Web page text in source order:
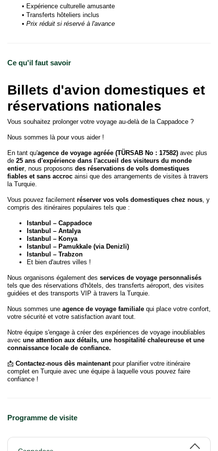
Expérience culturelle amusante
Transferts hôteliers inclus
Prix réduit si réservé à l'avance
Ce qu'il faut savoir
Billets d'avion domestiques et
réservations nationales
Vous souhaitez prolonger votre voyage au-delà de la Cappadoce ?
Nous sommes là pour vous aider !
En tant qu'agence de voyage agréée (TÜRSAB No : 17582) avec plus
de 25 ans d'expérience dans l'accueil des visiteurs du monde
entier, nous proposons des réservations de vols domestiques
fiables et sans accroc ainsi que des arrangements de visites à travers
la Turquie.
Vous pouvez facilement réserver vos vols domestiques chez nous, y
compris des itinéraires populaires tels que :
Istanbul – Cappadoce
Istanbul – Antalya
Istanbul – Konya
Istanbul – Pamukkale (via Denizli)
Istanbul – Trabzon
Et bien d'autres villes !
Nous organisons également des services de voyage personnalisés
tels que des réservations d'hôtels, des transferts aéroport, des visites
guidées et des transports VIP à travers la Turquie.
Nous sommes une agence de voyage familiale qui place votre confort,
votre sécurité et votre satisfaction avant tout.
Notre équipe s'engage à créer des expériences de voyage inoubliables
avec une attention aux détails, une hospitalité chaleureuse et une
connaissance locale de confiance.
📩 Contactez-nous dès maintenantpour planifier votre itinéraire
complet en Turquie avec une équipe à laquelle vous pouvez faire
confiance !
Programme de visite